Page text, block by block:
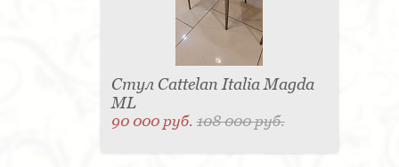
Стул Cattelan Italia Magda
ML
90 000 руб.108 000 руб.